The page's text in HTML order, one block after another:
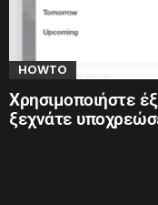
HOWTO
Χρησιμοποιήστε
ξεχνάτε